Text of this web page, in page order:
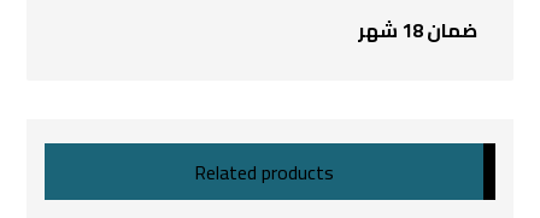
ضمان 18 شهر
Related products